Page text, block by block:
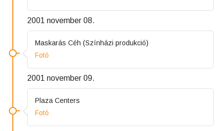
2001 november 08.
Maskarás Céh (Színházi produkció)
Fotó
2001 november 09.
Plaza Centers
Fotó